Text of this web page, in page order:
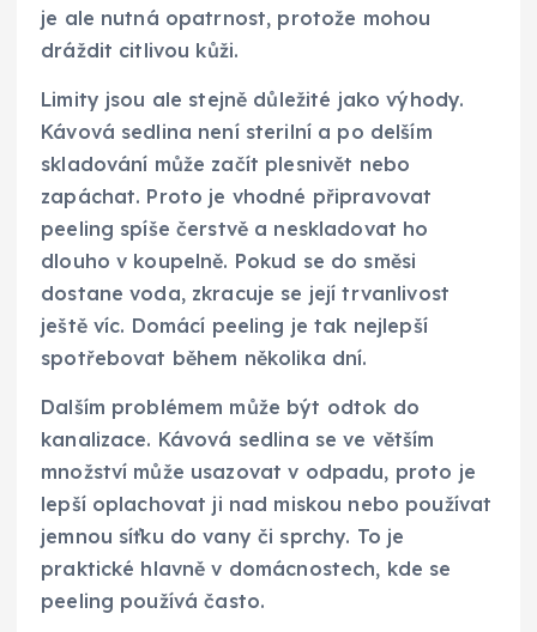
je ale nutná opatrnost, protože mohou
dráždit citlivou kůži.
Limity jsou ale stejně důležité jako výhody.
Kávová sedlina není sterilní a po delším
skladování může začít plesnivět nebo
zapáchat. Proto je vhodné připravovat
peeling spíše čerstvě a neskladovat ho
dlouho v koupelně. Pokud se do směsi
dostane voda, zkracuje se její trvanlivost
ještě víc. Domácí peeling je tak nejlepší
spotřebovat během několika dní.
Dalším problémem může být odtok do
kanalizace. Kávová sedlina se ve větším
množství může usazovat v odpadu, proto je
lepší oplachovat ji nad miskou nebo používat
jemnou síťku do vany či sprchy. To je
praktické hlavně v domácnostech, kde se
peeling používá často.